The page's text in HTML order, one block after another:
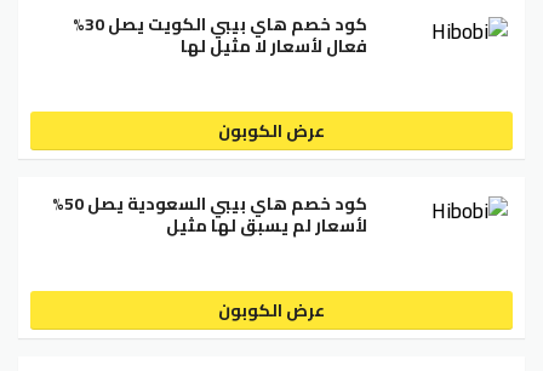
كود خصم هاي بيبي الكويت يصل 30%
فعال لأسعار لا مثيل لها
عرض الكوبون
كود خصم هاي بيبي السعودية يصل 50%
لأسعار لم يسبق لها مثيل
عرض الكوبون